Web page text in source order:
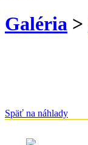
Galéria >
Späť na náhlady